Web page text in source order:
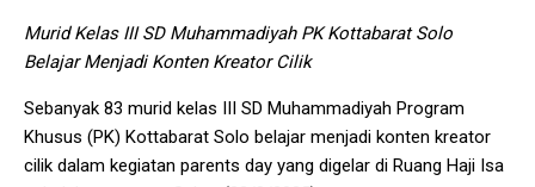
Murid Kelas III SD Muhammadiyah PK Kottabarat Solo
Belajar Menjadi Konten Kreator Cilik
Sebanyak 83 murid kelas III SD Muhammadiyah Program
Khusus (PK) Kottabarat Solo belajar menjadi konten kreator
cilik dalam kegiatan parents day yang digelar di Ruang Haji Isa